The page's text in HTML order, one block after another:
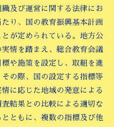
及び運営に関する法律にお
り、国の教育振興基本計画
が定められている。地方公
情を踏まえ、総合教育会議
や施策を設定し、取組を進
の際、国の設定する指標等
に応じた地域の発意による
結果との比較による適切な
ともに、複数の指標及び他